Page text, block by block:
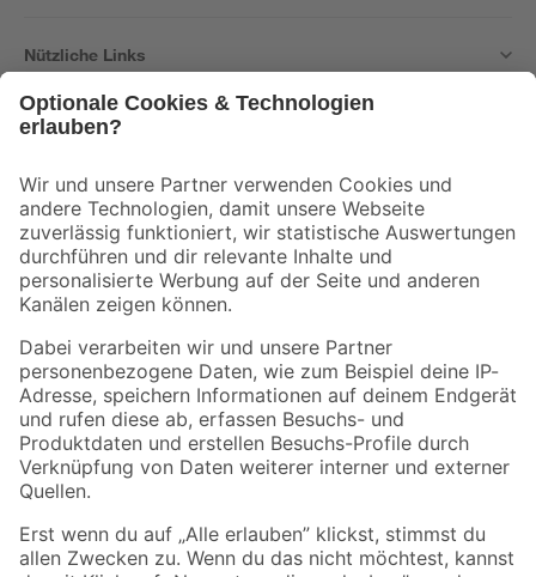
Nützliche Links
Der toom Newsletter: Keine Angebote und Aktionen mehr verpassen!
Zur Newsletter Anmeldung
Folge uns
Zahlungsarten Versandarten
Sicher einkaufen